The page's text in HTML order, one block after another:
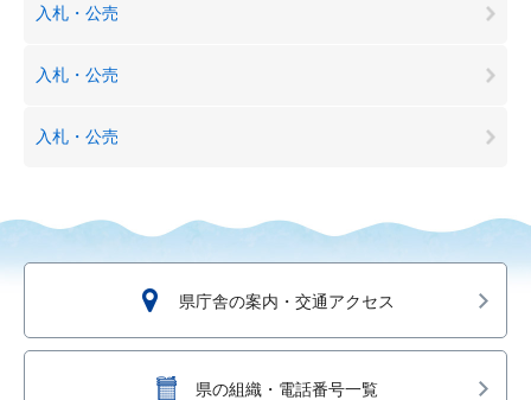
入札・公売
入札・公売
入札・公売
県庁舎の案内・交通アクセス
県の組織・電話番号一覧